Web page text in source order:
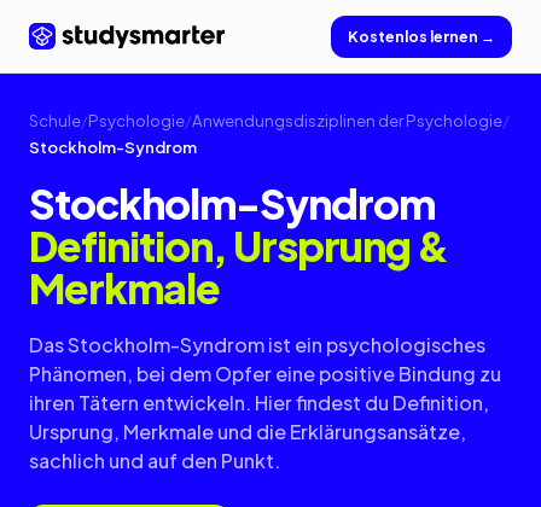
Kostenlos lernen →
Schule/Psychologie/Anwendungsdisziplinen der Psychologie/
Stockholm-Syndrom
Stockholm-Syndrom
Definition, Ursprung &
Merkmale
Das Stockholm-Syndrom ist ein psychologisches
Phänomen, bei dem Opfer eine positive Bindung zu
ihren Tätern entwickeln. Hier findest du Definition,
Ursprung, Merkmale und die Erklärungsansätze,
sachlich und auf den Punkt.